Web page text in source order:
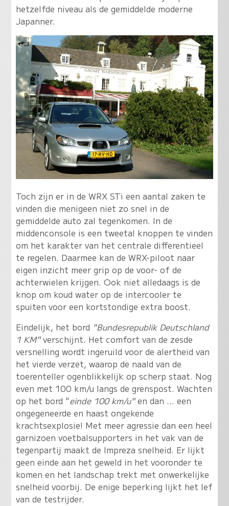
hetzelfde niveau als de gemiddelde moderne
Japanner.
Toch zijn er in de WRX STi een aantal zaken te
vinden die menigeen niet zo snel in de
gemiddelde auto zal tegenkomen. In de
middenconsole is een tweetal knoppen te vinden
om het karakter van het centrale differentieel
te regelen. Daarmee kan de WRX-piloot naar
eigen inzicht meer grip op de voor- of de
achterwielen krijgen. Ook niet alledaags is de
knop om koud water op de intercooler te
spuiten voor een kortstondige extra boost.
Eindelijk, het bord "Bundesrepublik Deutschland
1 KM"verschijnt. Het comfort van de zesde
versnelling wordt ingeruild voor de alertheid van
het vierde verzet, waarop de naald van de
toerenteller ogenblikkelijk op scherp staat. Nog
even met 100 km/u langs de grenspost. Wachten
op het bord "einde 100 km/u"en dan ... een
ongegeneerde en haast ongekende
krachtsexplosie! Met meer agressie dan een heel
garnizoen voetbalsupporters in het vak van de
tegenpartij maakt de Impreza snelheid. Er lijkt
geen einde aan het geweld in het vooronder te
komen en het landschap trekt met onwerkelijke
snelheid voorbij. De enige beperking lijkt het lef
van de testrijder.